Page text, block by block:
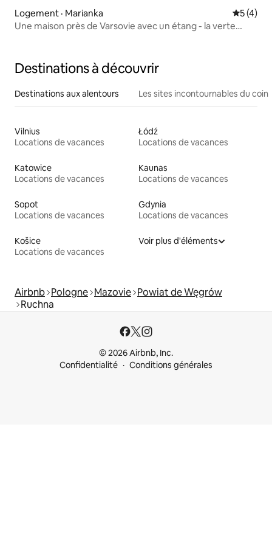
Logement · Marianka Note
5 (4)
Une maison près de Varsovie avec un étang - la verte
Destinations à découvrir
Destinations aux alentours Les sites incontournables du coin
Vilnius
Locations de vacances
Łódź
Locations de vacances
Katowice
Locations de vacances
Kaunas
Locations de vacances
Sopot
Locations de vacances
Gdynia
Locations de vacances
Košice
Locations de vacances
Voir plus d'éléments
Airbnb Pologne Mazovie Powiat de Węgrów
Ruchna
© 2026 Airbnb, Inc.
Confidentialité
Conditions générales